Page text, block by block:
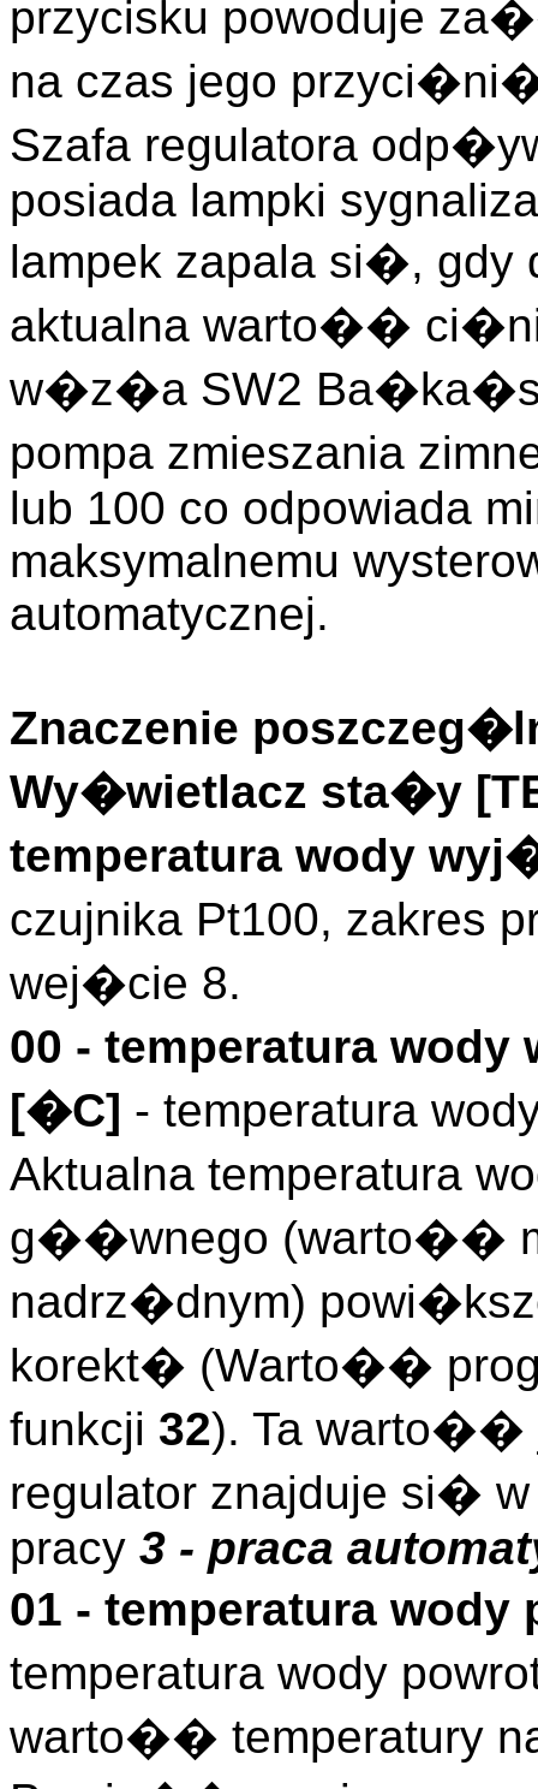
przycisku powoduje
na czas jego
Szafa regulatora
posiada lampki
lampek zapala si�, gdy
aktualna warto��
w�z�a SW2
pompa zmieszania
lub 100 co odpowiada
maksymalnemu
automatycznej.
Znaczenie
Wy�wietlacz sta�y
temperatura wody
czujnika Pt100, zakres
wej�cie 8.
00 - temperatura
[�C] - temperatura
Aktualna temperatura
g��wnego (warto��
nadrz�dnym)
korekt� (Warto��
funkcji 32). Ta warto��
regulator znajduje si�
pracy 3 - praca
01 - temperatura
temperatura wody
warto�� temperatury